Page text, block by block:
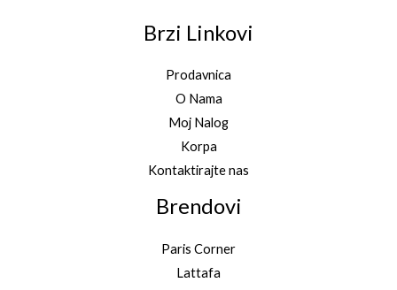
Brzi Linkovi
Prodavnica
O Nama
Moj Nalog
Korpa
Kontaktirajte nas
Brendovi
Paris Corner
Lattafa